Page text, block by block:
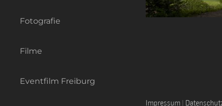
Fotografie
Filme
Eventfilm Freiburg
Impressum |